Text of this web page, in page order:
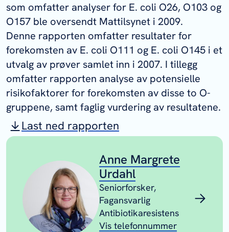
som omfatter analyser for E. coli O26, O103 og
O157 ble oversendt Mattilsynet i 2009.
Denne rapporten omfatter resultater for
forekomsten av E. coli O111 og E. coli O145 i et
utvalg av prøver samlet inn i 2007. I tillegg
omfatter rapporten analyse av potensielle
risikofaktorer for forekomsten av disse to O-
gruppene, samt faglig vurdering av resultatene.
Last ned rapporten
Anne Margrete
Urdahl
Seniorforsker,
Fagansvarlig
Antibiotikaresistens
Vis telefonnummer